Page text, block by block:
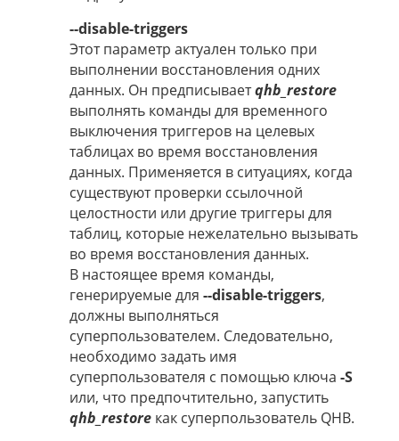
--disable-triggers
Этот параметр актуален только при
выполнении восстановления одних
данных. Он предписываетqhb_restore
выполнять команды для временного
выключения триггеров на целевых
таблицах во время восстановления
данных. Применяется в ситуациях, когда
существуют проверки ссылочной
целостности или другие триггеры для
таблиц, которые нежелательно вызывать
во время восстановления данных.
В настоящее время команды,
генерируемые для --disable-triggers,
должны выполняться
суперпользователем. Следовательно,
необходимо задать имя
суперпользователя с помощью ключа -S
или, что предпочтительно, запустить
qhb_restore как суперпользователь QHB.